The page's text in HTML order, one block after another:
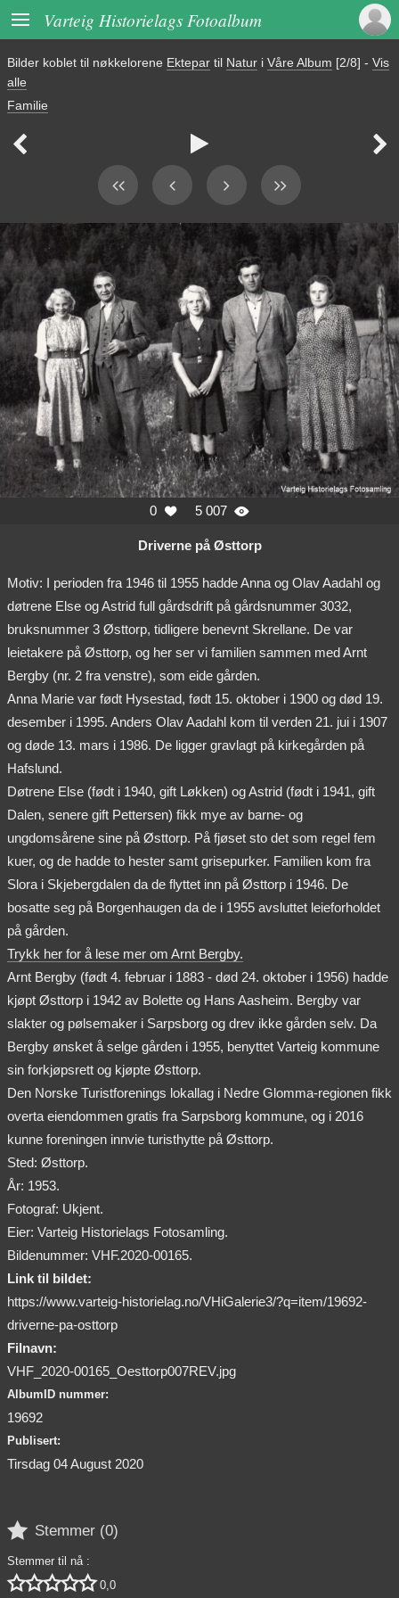
 Varteig Historielags Fotoalbum
Bilder koblet til nøkkelorene Ektepar til Natur i Våre Album [2/8] - Vis
alle
Familie
  
0  5 007 
Driverne på Østtorp
Motiv: I perioden fra 1946 til 1955 hadde Anna og Olav Aadahl og
døtrene Else og Astrid full gårdsdrift på gårdsnummer 3032,
bruksnummer 3 Østtorp, tidligere benevnt Skrellane. De var
leietakere på Østtorp, og her ser vi familien sammen med Arnt
Bergby (nr. 2 fra venstre), som eide gården.
Anna Marie var født Hysestad, født 15. oktober i 1900 og død 19.
desember i 1995. Anders Olav Aadahl kom til verden 21. jui i 1907
og døde 13. mars i 1986. De ligger gravlagt på kirkegården på
Hafslund.
Døtrene Else (født i 1940, gift Løkken) og Astrid (født i 1941, gift
Dalen, senere gift Pettersen) fikk mye av barne- og
ungdomsårene sine på Østtorp. På fjøset sto det som regel fem
kuer, og de hadde to hester samt grisepurker. Familien kom fra
Slora i Skjebergdalen da de flyttet inn på Østtorp i 1946. De
bosatte seg på Borgenhaugen da de i 1955 avsluttet leieforholdet
på gården.
Trykk her for å lese mer om Arnt Bergby.
Arnt Bergby (født 4. februar i 1883 - død 24. oktober i 1956) hadde
kjøpt Østtorp i 1942 av Bolette og Hans Aasheim. Bergby var
slakter og pølsemaker i Sarpsborg og drev ikke gården selv. Da
Bergby ønsket å selge gården i 1955, benyttet Varteig kommune
sin forkjøpsrett og kjøpte Østtorp.
Den Norske Turistforenings lokallag i Nedre Glomma-regionen fikk
overta eiendommen gratis fra Sarpsborg kommune, og i 2016
kunne foreningen innvie turisthytte på Østtorp.
Sted: Østtorp.
År: 1953.
Fotograf: Ukjent.
Eier: Varteig Historielags Fotosamling.
Bildenummer: VHF.2020-00165.
Link til bildet:
https://www.varteig-historielag.no/VHiGalerie3/?q=item/19692-
driverne-pa-osttorp
Filnavn:
VHF_2020-00165_Oesttorp007REV.jpg
AlbumID nummer:
19692
Publisert:
Tirsdag 04 August 2020
 Stemmer (0)
Stemmer til nå :
 0,0